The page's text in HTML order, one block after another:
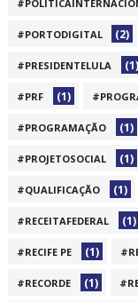
#PORTODIGITAL (2)
#PRESIDENTELULA (1)
#PRF (1)
#PROGRAMAÇÃO (1)
#PROJETOSOCIAL (1)
#QUALIFICAÇÃO (1)
#RECEITAFEDERAL (1)
#RECIFE PE (1)
#RECORDE (1)